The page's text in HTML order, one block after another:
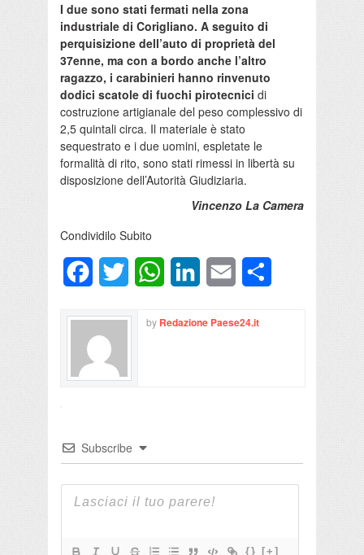
I due sono stati fermati nella zona
industriale di Corigliano. A seguito di
perquisizione dell’auto di proprietà del
37enne, ma con a bordo anche l’altro
ragazzo, i carabinieri hanno rinvenuto
dodici scatole di fuochi pirotecnici di
costruzione artigianale del peso complessivo di
2,5 quintali circa. Il materiale è stato
sequestrato e i due uomini, espletate le
formalità di rito, sono stati rimessi in libertà su
disposizione dell’Autorità Giudiziaria.
Vincenzo La Camera
Condividilo Subito
FacebookTwitter WhatsAppLinkedInEmail
by Redazione Paese24.it
Subscribe
{} [+]